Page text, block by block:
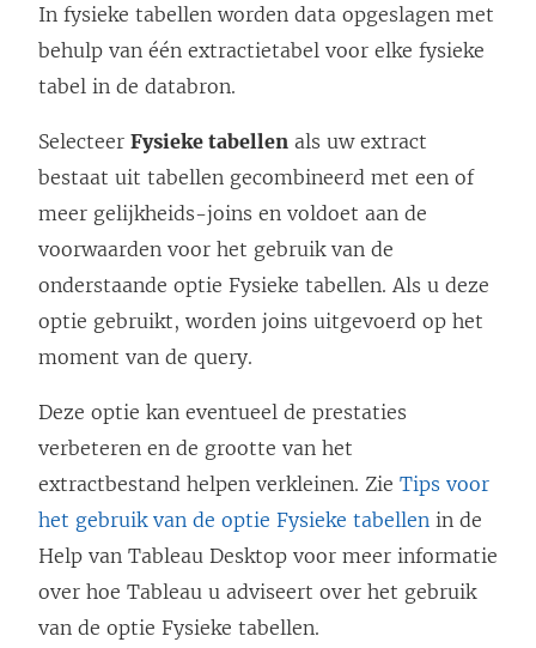
In fysieke tabellen worden data opgeslagen met
behulp van één extractietabel voor elke fysieke
tabel in de databron.
Selecteer Fysieke tabellen als uw extract
bestaat uit tabellen gecombineerd met een of
meer gelijkheids-joins en voldoet aan de
voorwaarden voor het gebruik van de
onderstaande optie Fysieke tabellen. Als u deze
optie gebruikt, worden joins uitgevoerd op het
moment van de query.
Deze optie kan eventueel de prestaties
verbeteren en de grootte van het
extractbestand helpen verkleinen. Zie Tips voor
het gebruik van de optie Fysieke tabellen in de
Help van Tableau Desktop voor meer informatie
over hoe Tableau u adviseert over het gebruik
van de optie Fysieke tabellen.